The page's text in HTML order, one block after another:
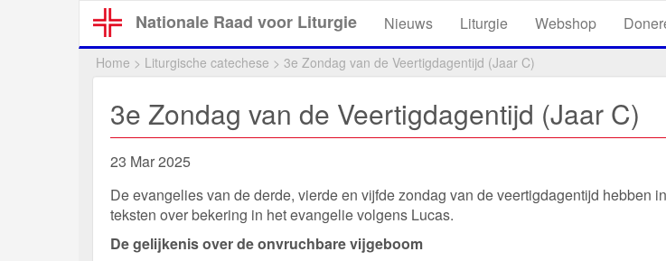
Nationale Raad voor Liturgie Nieuws Liturgie Webshop
Home > Liturgische catechese > 3e Zondag van de Veertigdagentijd (Jaar C)
3e Zondag van de Veertigdagentijd (Jaar C)
23 Mar 2025
De evangelies van de derde, vierde en vijfde zondag van de veertigdagentijd hebben
teksten over bekering in het evangelie volgens Lucas.
De gelijkenis over de onvruchbare vijgeboom